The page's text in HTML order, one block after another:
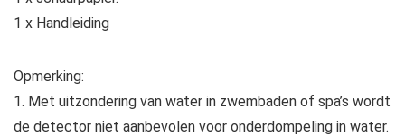
1 x Handleiding
Opmerking:
1. Met uitzondering van water in zwembaden of spa’s wordt
de detector niet aanbevolen voor onderdompeling in water.